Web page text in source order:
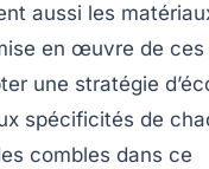
aussi les
en œuvre de ces
une stratégie
spécificités de
combles dans ce